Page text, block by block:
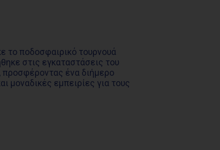
το ποδοσφαιρικό τουρνουά
στις εγκαταστάσεις του
, προσφέροντας ένα διήμερο
μοναδικές εμπειρίες για τους